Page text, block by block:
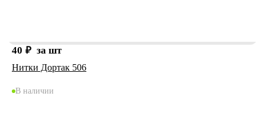
40 ₽ за шт
Нитки Дортак 506
В наличии